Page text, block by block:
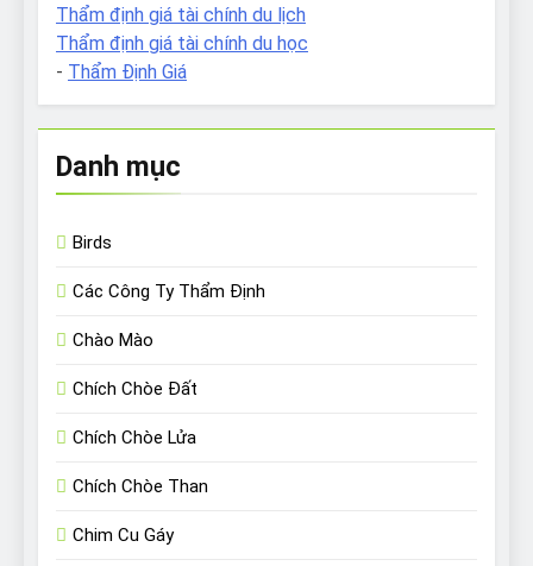
Thẩm định giá tài chính du lịch
Thẩm định giá tài chính du học
- Thẩm Định Giá
Danh mục
Birds
Các Công Ty Thẩm Định
Chào Mào
Chích Chòe Đất
Chích Chòe Lửa
Chích Chòe Than
Chim Cu Gáy